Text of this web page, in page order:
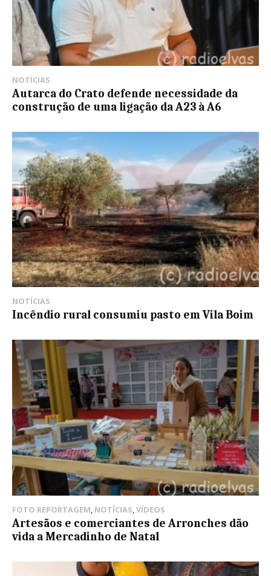
NOTÍCIAS
Autarca do Crato defende necessidade da
construção de uma ligação da A23 à A6
NOTÍCIAS
Incêndio rural consumiu pasto em Vila Boim
FOTO REPORTAGEM NOTÍCIAS VÍDEOS
Artesãos e comerciantes de Arronches dão
vida a Mercadinho de Natal